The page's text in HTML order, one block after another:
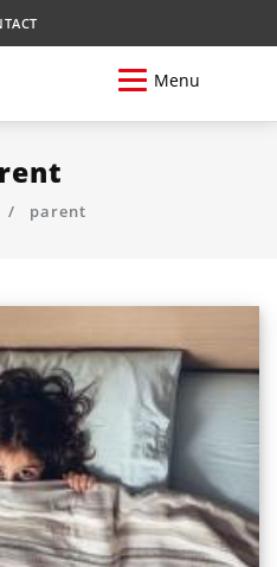
Menu
parent